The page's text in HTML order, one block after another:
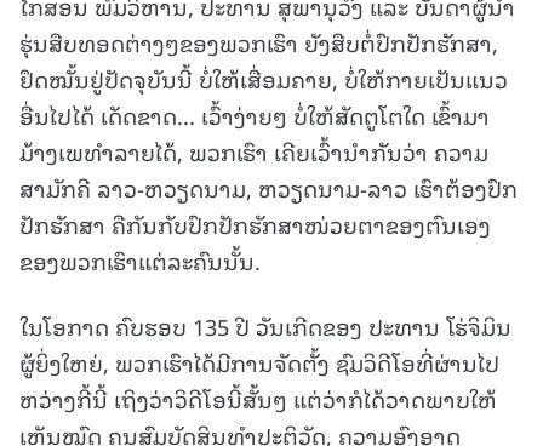
ຮຸ່ນສືບທອດຕ່າງໆຂອງພວກເຮົາ ຍັງສືບຕໍ່ປົກປັກຮັກສາ,
ຢຶດໝັ້ນຢູ່ປັດຈຸບັນນີ້ ບໍ່ໃຫ້ເສື່ອມຄາຍ, ບໍ່ໃຫ້ກາຍເປັນແນວ
ອື່ນໄປໄດ້ ເດັດຂາດ... ເວົ້າງ່າຍໆ ບໍ່ໃຫ້ສັດຕູໂຕໃດ ເຂົ້າມາ
ມ້າງເພທໍາລາຍໄດ້, ພວກເຮົາ ເຄີຍເວົ້ານໍາກັນວ່າ ຄວາມ
ສາມັກຄີ ລາວ-ຫວຽດນາມ, ຫວຽດນາມ-ລາວ ເຮົາຕ້ອງປົກ
ປັກຮັກສາ ຄືກັນກັບປົກປັກຮັກສາໜ່ວຍຕາຂອງຕົນເອງ
ຂອງພວກເຮົາແຕ່ລະຄົນນັ້ນ.
ໃນໂອກາດ ຄົບຮອບ 135 ປີ ວັນເກີດຂອງ ປະທານ ໂຮ່ຈິມິນ
ຜູ້ຍິ່ງໃຫຍ່, ພວກເຮົາໄດ້ມີການຈັດຕັ້ງ ຊົມວິດີໂອທີ່ຜ່ານໄປ
ຫວ່າງກີ້ນີ້ ເຖິງວ່າວິດີໂອນີ້ສັ້ນໆ ແຕ່ວ່າກໍໄດ້ວາດພາບໃຫ້
ເຫັນໝົດ ຄຸນສົມບັດສິນທໍາປະຕິວັດ, ຄວາມອົງອາດ